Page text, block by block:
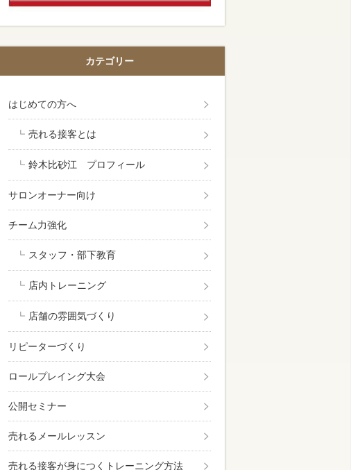
カテゴリー
はじめての方へ
売れる接客とは
鈴木比砂江 プロフィール
サロンオーナー向け
チーム力強化
スタッフ・部下教育
店内トレーニング
店舗の雰囲気づくり
リピーターづくり
ロールプレイング大会
公開セミナー
売れるメールレッスン
売れる接客が身につくトレーニング方法